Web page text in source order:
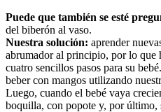
Puede que también se esté
del biberón al vaso.
Nuestra solución: aprender
abrumador al principio, por lo que
cuatro sencillos pasos para su
beber con mangos utilizando
Luego, cuando el bebé vaya
boquilla, con popote y, por último,